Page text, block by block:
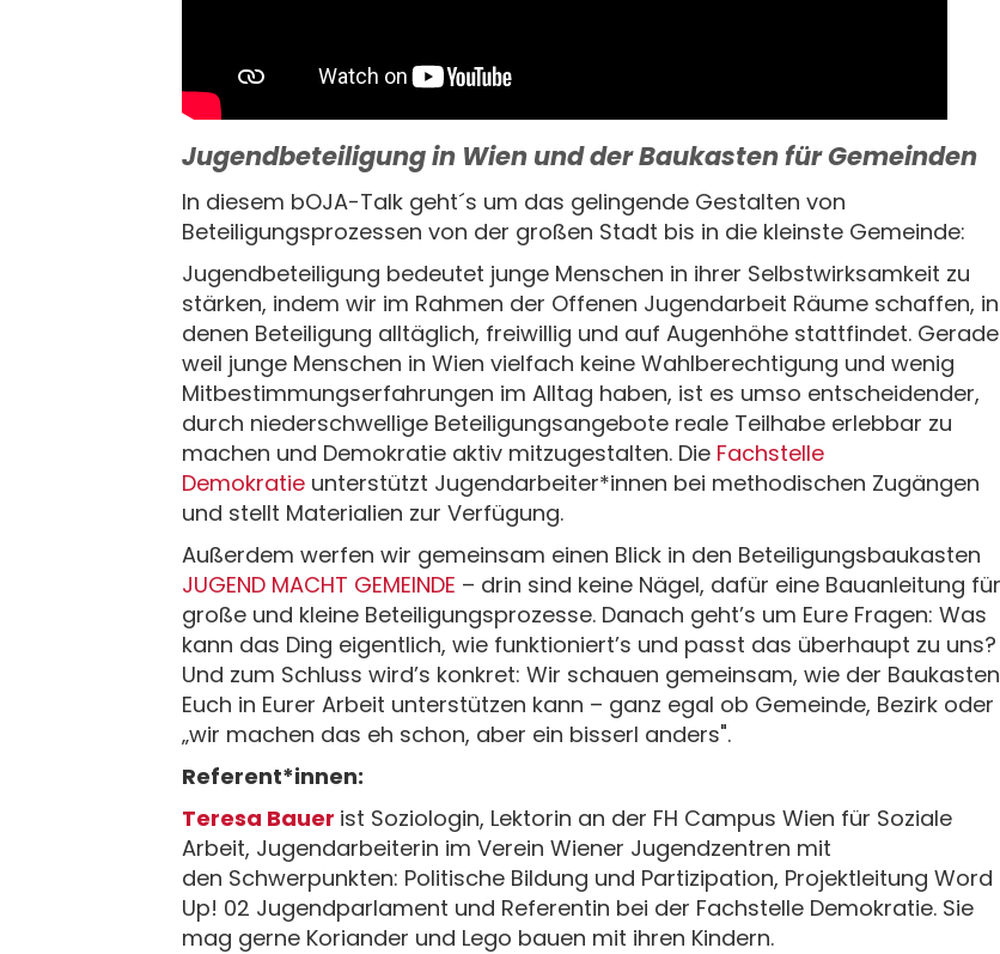
Jugendbeteiligung in Wien und der Baukasten für Gemeinden
In diesem bOJA-Talk geht´s um das gelingende Gestalten von
Beteiligungsprozessen von der großen Stadt bis in die kleinste Gemeinde:
Jugendbeteiligung bedeutet junge Menschen in ihrer Selbstwirksamkeit zu
stärken, indem wir im Rahmen der Offenen Jugendarbeit Räume schaffen, in
denen Beteiligung alltäglich, freiwillig und auf Augenhöhe stattfindet. Gerade
weil junge Menschen in Wien vielfach keine Wahlberechtigung und wenig
Mitbestimmungserfahrungen im Alltag haben, ist es umso entscheidender,
durch niederschwellige Beteiligungsangebote reale Teilhabe erlebbar zu
machen und Demokratie aktiv mitzugestalten. Die Fachstelle
Demokratie unterstützt Jugendarbeiter*innen bei methodischen Zugängen
und stellt Materialien zur Verfügung.
Außerdem werfen wir gemeinsam einen Blick in den Beteiligungsbaukasten
JUGEND MACHT GEMEINDE – drin sind keine Nägel, dafür eine Bauanleitung für
große und kleine Beteiligungsprozesse. Danach geht’s um Eure Fragen: Was
kann das Ding eigentlich, wie funktioniert’s und passt das überhaupt zu uns?
Und zum Schluss wird’s konkret: Wir schauen gemeinsam, wie der Baukasten
Euch in Eurer Arbeit unterstützen kann – ganz egal ob Gemeinde, Bezirk oder
„wir machen das eh schon, aber ein bisserl anders".
Referent*innen:
Teresa Bauer ist Soziologin, Lektorin an der FH Campus Wien für Soziale
Arbeit, Jugendarbeiterin im Verein Wiener Jugendzentren mit
den Schwerpunkten: Politische Bildung und Partizipation, Projektleitung Word
Up! 02 Jugendparlament und Referentin bei der Fachstelle Demokratie. Sie
mag gerne Koriander und Lego bauen mit ihren Kindern.